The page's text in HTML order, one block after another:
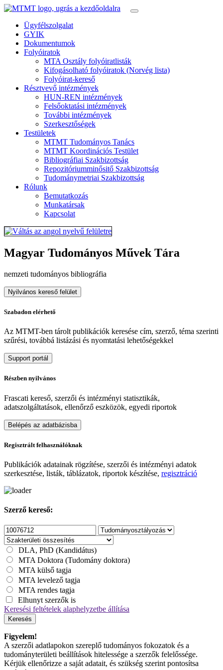
Ügyfélszolgalat
GYIK
Dokumentumok
Folyóiratok
MTA Osztály folyóiratlisták
Kifogásolható folyóiratok (Norvég lista)
Folyóirat-kereső
Résztvevő intézmények
HUN-REN intézmények
Felsőoktatási intézmények
További intézmények
Szerkesztőségek
Testületek
MTMT Tudományos Tanács
MTMT Koordinációs Testület
Bibliográfiai Szakbizottság
Repozitóriumminősitő Szakbizottság
Tudománymetriai Szakbizottság
Rólunk
Bemutatkozás
Munkatársak
Kapcsolat
Magyar Tudományos Művek Tára
nemzeti tudományos bibliográfia
Nyilvános kereső felület
Szabadon elérhető
Az MTMT-ben tárolt publikációk keresése cím, szerző, téma szerinti
szűrési, továbbá listázási és nyomtatási lehetőségekkel
Support portál
Részben nyilvános
Frascati kereső, szerzői és intézményi statisztikák,
adatszolgáltatások, ellenőrző eszközök, egyedi riportok
Belépés az adatbázisba
Regisztrált felhasználóknak
Publikációk adatainak rögzítése, szerzői és intézményi adatok
szerkesztése, listák, táblázatok, riportok készítése, regisztráció
Szerző kereső:
DLA, PhD (Kandidátus)
MTA Doktora (Tudomány doktora)
MTA külső tagja
MTA levelező tagja
MTA rendes tagja
Elhunyt szerzők is
Keresési feltételek alaphelyzetbe állítása
Keresés
Figyelem!
A szerzői adatlapokon szereplő tudományos fokozatok és a
tudományterületi beállítások hitelessége a szerzők felelőssége.
Kérjük ellenőrizze a saját adatait, és szükség szerint pontosítsa